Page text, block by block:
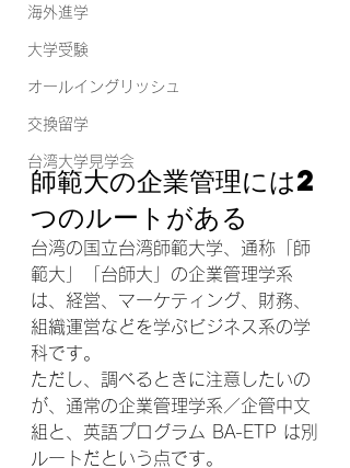
海外進学
大学受験
オールイングリッシュ
交換留学
台湾大学見学会
師範大の企業管理には2
つのルートがある
台湾の国立台湾師範大学、通称「師
範大」「台師大」の企業管理学系
は、経営、マーケティング、財務、
組織運営などを学ぶビジネス系の学
科です。
ただし、調べるときに注意したいの
が、通常の企業管理学系／企管中文
組と、英語プログラム BA-ETP は別
ルートだという点です。